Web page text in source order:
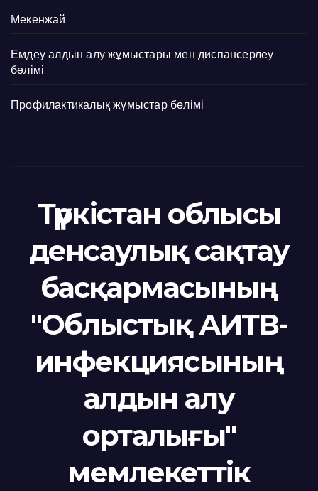
Мекенжай
Емдеу алдын алу жұмыстары мен диспансерлеу
бөлімі
Профилактикалық жұмыстар бөлімі
Түркістан облысы
денсаулық сақтау
басқармасының
"Облыстық АИТВ-
инфекциясының
алдын алу
орталығы"
мемлекеттік